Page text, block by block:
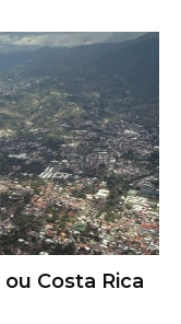
Costa Rica